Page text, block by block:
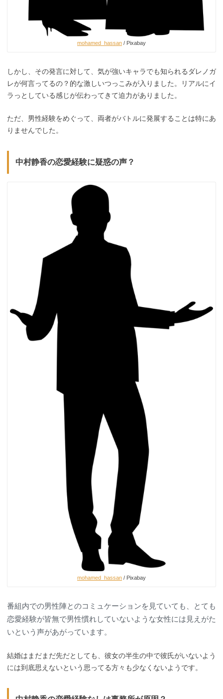
mohamed_hassan / Pixabay
しかし、その発言に対して、気が強いキャラでも知られるダレノガ
レが何言ってるの？的な激しいつっこみが入りました。リアルにイ
ラっとしている感じが伝わってきて迫力がありました。
ただ、男性経験をめぐって、両者がバトルに発展することは特にあ
りませんでした。
中村静香の恋愛経験に疑惑の声？
mohamed_hassan / Pixabay
番組内での男性陣とのコミュケーションを見ていても、とても
恋愛経験が皆無で男性慣れしていないような女性には見えがた
いという声があがっています。
結婚はまだまだ先だとしても、彼女の半生の中で彼氏がいないよう
には到底思えないという思ってる方々も少なくないようです。